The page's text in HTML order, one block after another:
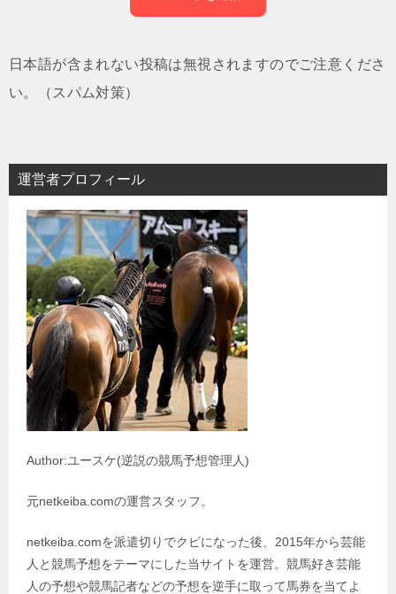
日本語が含まれない投稿は無視されますのでご注意くださ
い。（スパム対策）
運営者プロフィール
Author:ユースケ(逆説の競馬予想管理人)
元netkeiba.comの運営スタッフ。
netkeiba.comを派遣切りでクビになった後、2015年から芸能
人と競馬予想をテーマにした当サイトを運営。競馬好き芸能
人の予想や競馬記者などの予想を逆手に取って馬券を当てよ